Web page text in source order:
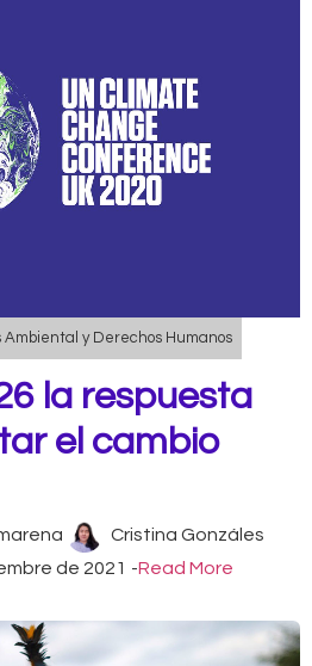
Ambiental y Derechos Humanos
la respuesta
el cambio
Cristina Gonzáles
de 2021 -Read More